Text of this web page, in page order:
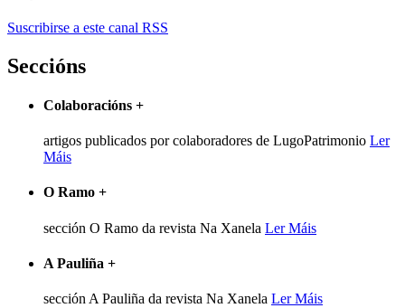
Suscribirse a este canal RSS
Seccións
Colaboracións +
artigos publicados por colaboradores de LugoPatrimonio Ler
Máis
O Ramo +
sección O Ramo da revista Na Xanela Ler Máis
A Pauliña +
sección A Pauliña da revista Na Xanela Ler Máis